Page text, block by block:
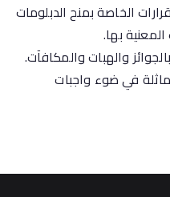
الخاصة بمنح الدبلومات
بها.
والهبات والمكافآت.
في ضوء واجبات